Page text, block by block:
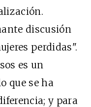
discusión
perdidas".
es un
que se ha
y para